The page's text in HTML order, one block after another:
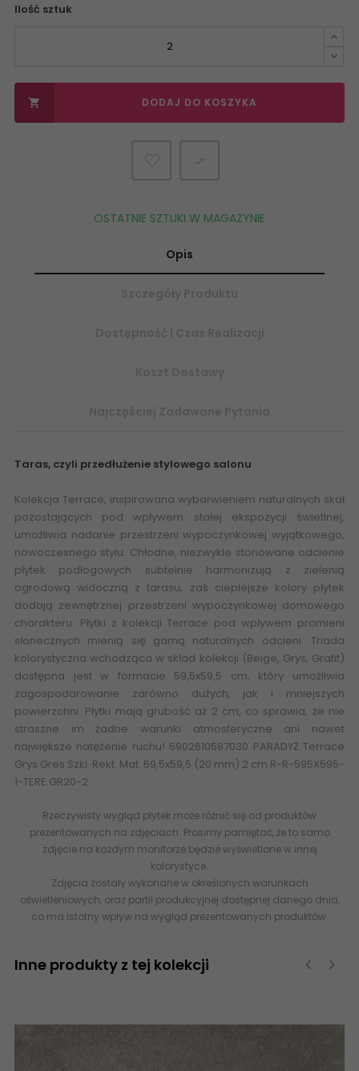
Ilość sztuk
 DODAJ DO KOSZYKA
OSTATNIE SZTUKI W MAGAZYNIE
Opis
Taras, czyli przedłużenie stylowego salonu
Kolekcja Terrace, inspirowana wybarwieniem naturalnych skał
pozostających pod wpływem stałej ekspozycji świetlnej,
umożliwia nadanie przestrzeni wypoczynkowej wyjątkowego,
nowoczesnego stylu. Chłodne, niezwykle stonowane odcienie
płytek podłogowych subtelnie harmonizują z zielenią
ogrodową widoczną z tarasu, zaś cieplejsze kolory płytek
dodają zewnętrznej przestrzeni wypoczynkowej domowego
charakteru. Płytki z kolekcji Terrace pod wpływem promieni
słonecznych mienią się gamą naturalnych odcieni. Triada
kolorystyczna wchodząca w skład kolekcji (Beige, Grys, Grafit)
dostępna jest w formacie 59,5x59,5 cm, który umożliwia
zagospodarowanie zarówno dużych, jak i mniejszych
powierzchni. Płytki mają grubość aż 2 cm, co sprawia, że nie
straszne im żadne warunki atmosferyczne ani nawet
największe natężenie ruchu! 5902610587030 PARADYŻ Terrace
Grys Gres Szkl. Rekt. Mat. 59,5x59,5 (20 mm) 2 cm R-R-595X595-
1-TERE.GR20-2
Rzeczywisty wygląd płytek może różnić się od produktów
prezentowanych na zdjęciach. Prosimy pamiętać, że to samo
zdjęcie na każdym monitorze będzie wyświetlone w innej
kolorystyce.
Zdjęcia zostały wykonane w określonych warunkach
oświetleniowych, oraz partii produkcyjnej dostępnej danego dnia,
co ma istotny wpływ na wygląd prezentowanych produktów.
Inne produkty z tej kolekcji